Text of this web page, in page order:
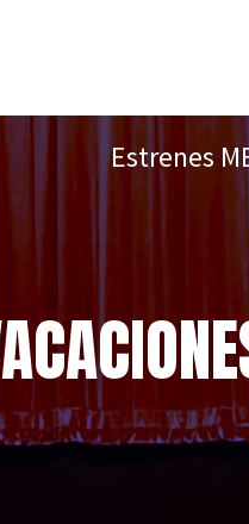
Estrenes